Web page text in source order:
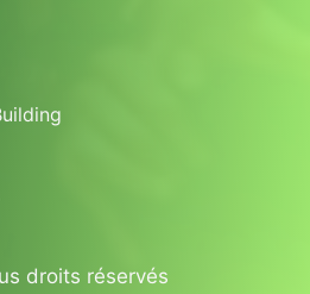
droits réservés